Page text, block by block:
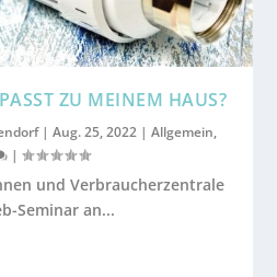
ZU MEINEM HAUS?
|Aug. 25, 2022 |Allgemein,
|
und Verbraucherzentrale
Seminar an...